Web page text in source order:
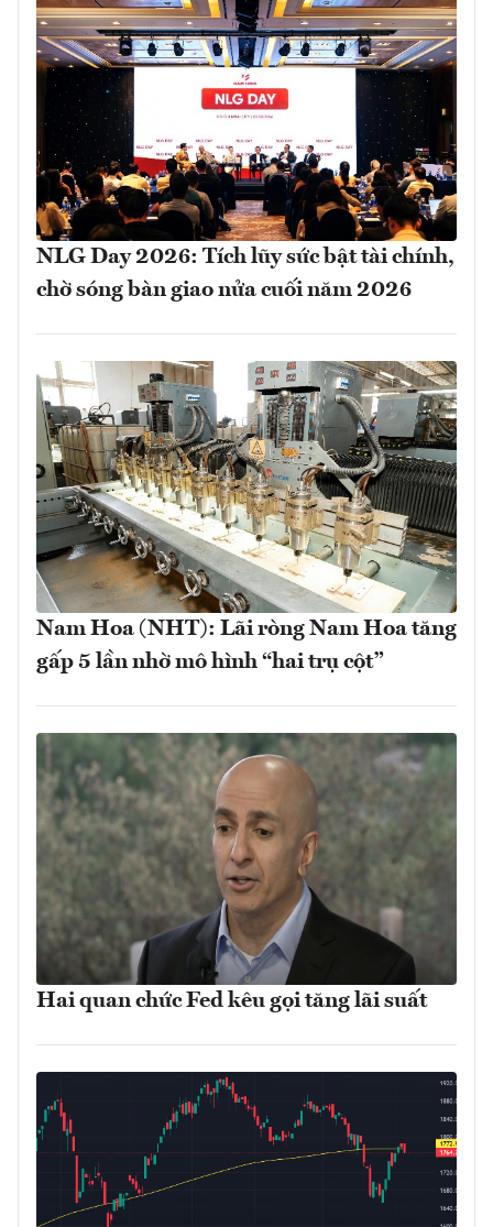
NLG Day 2026: Tích lũy sức bật tài chính,
chờ sóng bàn giao nửa cuối năm 2026
Nam Hoa (NHT): Lãi ròng Nam Hoa tăng
gấp 5 lần nhờ mô hình “hai trụ cột”
Hai quan chức Fed kêu gọi tăng lãi suất